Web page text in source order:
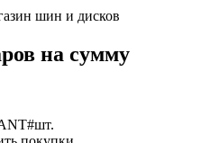
шин и дисков
на сумму
шт.